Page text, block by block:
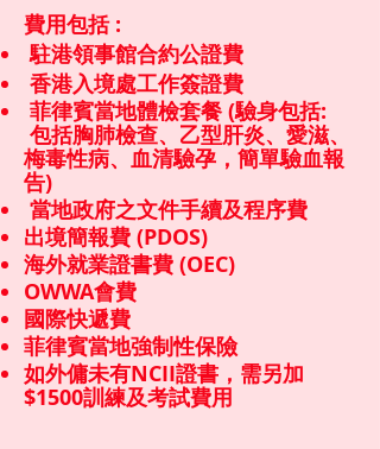
費用包括 :
駐港領事館合約公證費
香港入境處工作簽證費
菲律賓當地體檢套餐 (驗身包括:
包括胸肺檢查、乙型肝炎、愛滋、
梅毒性病、血清驗孕，簡單驗血報
告)
當地政府之文件手續及程序費
出境簡報費 (PDOS)
海外就業證書費 (OEC)
OWWA會費
國際快遞費
菲律賓當地強制性保險
如外傭未有NCII證書，需另加
$1500訓練及考試費用